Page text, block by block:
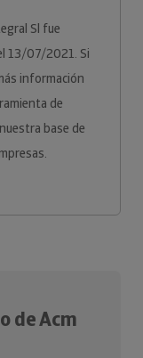
Sl fue
13/07/2021. Si
información
de
base de
de Acm